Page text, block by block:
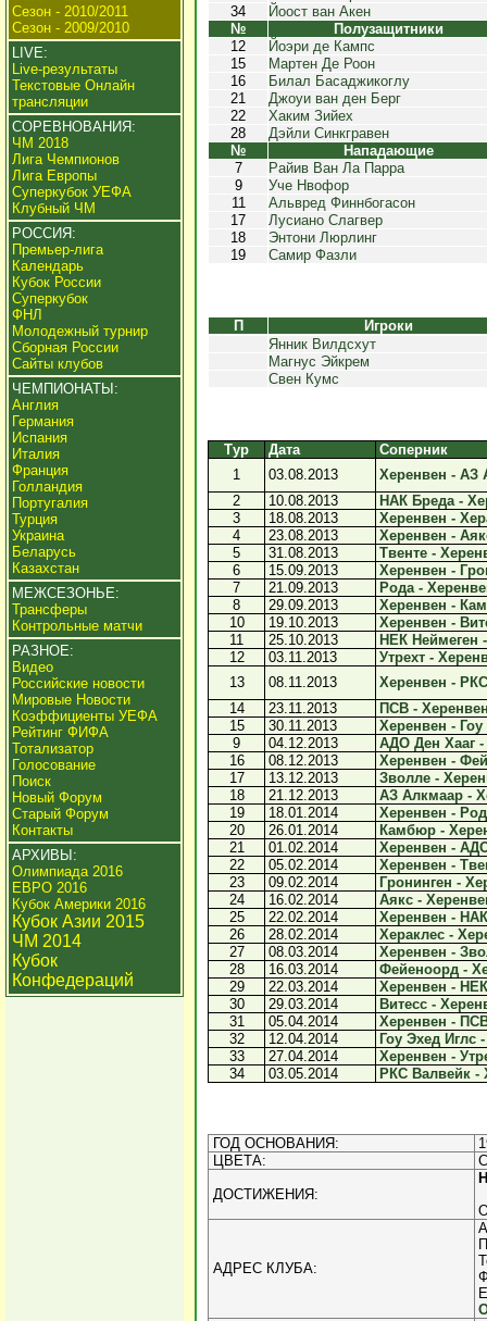
Сезон - 2010/2011
Сезон - 2009/2010
LIVE:
Live-результаты
Текстовые Онлайн
трансляции
СОРЕВНОВАНИЯ:
ЧМ 2018
Лига Чемпионов
Лига Европы
Суперкубок УЕФА
Клубный ЧМ
РОССИЯ:
Премьер-лига
Календарь
Кубок России
Суперкубок
ФНЛ
Молодежный турнир
Сборная России
Сайты клубов
ЧЕМПИОНАТЫ:
Англия
Германия
Испания
Италия
Франция
Голландия
Португалия
Турция
Украина
Беларусь
Казахстан
МЕЖСЕЗОНЬЕ:
Трансферы
Контрольные матчи
РАЗНОЕ:
Видео
Российские новости
Мировые Новости
Коэффициенты УЕФА
Рейтинг ФИФА
Тотализатор
Голосование
Поиск
Новый Форум
Старый Форум
Контакты
АРХИВЫ:
Олимпиада 2016
ЕВРО 2016
Кубок Америки 2016
Кубок Азии 2015
ЧМ 2014
Кубок
Конфедераций
34
Йоост ван Акен
№
Полузащитники
12
Йоэри де Кампс
15
Мартен Де Роон
16
Билал Басаджикоглу
21
Джоуи ван ден Берг
22
Хаким Зийех
28
Дэйли Синкгравен
№
Нападающие
7
Райив Ван Ла Парра
9
Уче Нвофор
11
Альвред Финнбогасон
17
Лусиано Слагвер
18
Энтони Люрлинг
19
Самир Фазли
П
Игроки
Янник Вилдсхут
Магнус Эйкрем
Свен Кумс
Тур Дата
Соперник
1
03.08.2013
Херенвен - АЗ
2
10.08.2013
НАК Бреда -
3
18.08.2013
Херенвен -
4
23.08.2013
Херенвен -
5
31.08.2013
Твенте -
6
15.09.2013
Херенвен -
7
21.09.2013
Рода -
8
29.09.2013
Херенвен -
10
19.10.2013
Херенвен -
11
25.10.2013
НЕК Неймеген
12
03.11.2013
Утрехт -
13
08.11.2013
Херенвен -
14
23.11.2013
ПСВ -
15
30.11.2013
Херенвен - Гоу
9
04.12.2013
АДО Ден Хааг -
16
08.12.2013
Херенвен -
17
13.12.2013
Зволле -
18
21.12.2013
АЗ Алкмаар -
19
18.01.2014
Херенвен -
20
26.01.2014
Камбюр -
21
01.02.2014
Херенвен -
22
05.02.2014
Херенвен -
23
09.02.2014
Гронинген -
24
16.02.2014
Аякс -
25
22.02.2014
Херенвен -
26
28.02.2014
Хераклес -
27
08.03.2014
Херенвен -
28
16.03.2014
Фейеноорд -
29
22.03.2014
Херенвен -
30
29.03.2014
Витесс -
31
05.04.2014
Херенвен -
32
12.04.2014
Гоу Эхед Иглс
33
27.04.2014
Херенвен -
34
03.05.2014 РКС Валвейк -
ГОД ОСНОВАНИЯ:
ЦВЕТА:
ДОСТИЖЕНИЯ:
АДРЕС КЛУБА: